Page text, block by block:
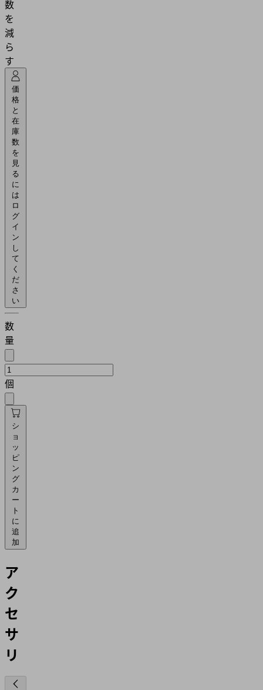
数
を
減
ら
す
価
格
と
在
庫
数
を
見
る
に
は
ロ
グ
イ
ン
し
て
く
だ
さ
い
数
量
個
シ
ョ
ッ
ピ
ン
グ
カ
ー
ト
に
追
加
ア
ク
セ
サ
リ